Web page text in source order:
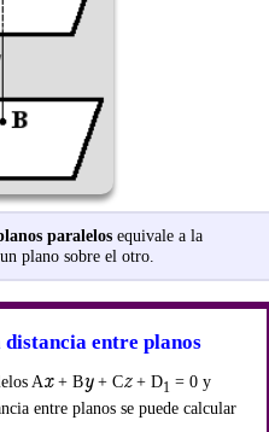
paralelos equivale a la
plano sobre el otro.
entre planos
Ax+ By+ Cz+ D1 = 0 y
entre planos se puede calcular